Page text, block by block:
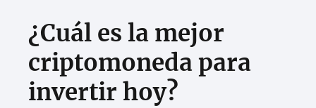
¿Cuál es la mejor
criptomoneda para
invertir hoy?